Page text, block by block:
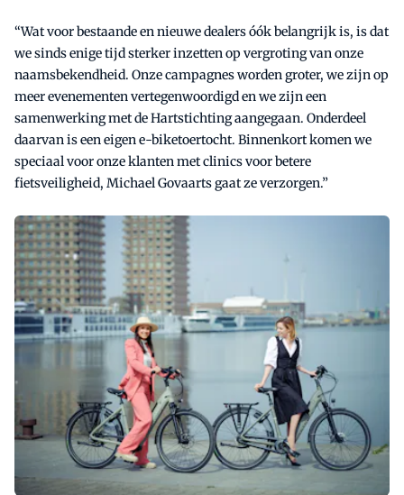
“Wat voor bestaande en nieuwe dealers óók belangrijk is, is dat
we sinds enige tijd sterker inzetten op vergroting van onze
naamsbekendheid. Onze campagnes worden groter, we zijn op
meer evenementen vertegenwoordigd en we zijn een
samenwerking met de Hartstichting aangegaan. Onderdeel
daarvan is een eigen e-biketoertocht. Binnenkort komen we
speciaal voor onze klanten met clinics voor betere
fietsveiligheid, Michael Govaarts gaat ze verzorgen.”